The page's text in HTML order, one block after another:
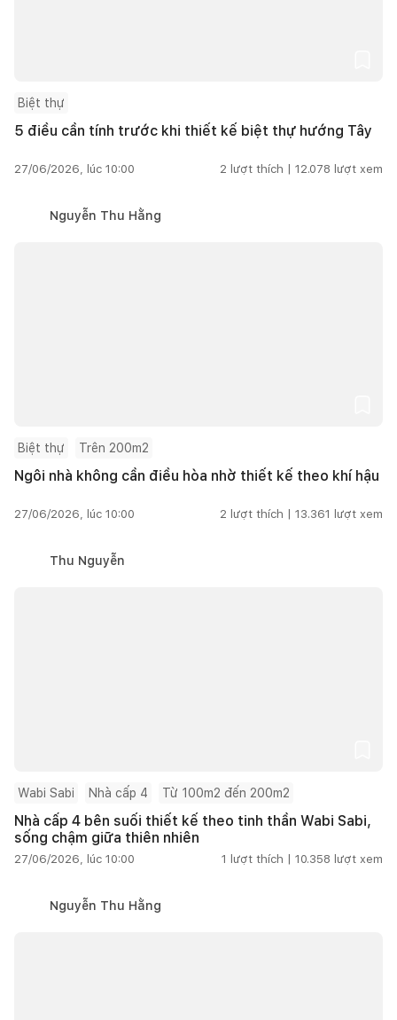
Biệt thự
5 điều cần tính trước khi thiết kế biệt thự hướng Tây
27/06/2026, lúc 10:00 2 lượt thích | 12.078 lượt xem
Nguyễn Thu Hằng
Biệt thự Trên 200m2
Ngôi nhà không cần điều hòa nhờ thiết kế theo khí hậu
27/06/2026, lúc 10:00 2 lượt thích | 13.361 lượt xem
Thu Nguyễn
Wabi Sabi Nhà cấp 4 Từ 100m2 đến 200m2
Nhà cấp 4 bên suối thiết kế theo tinh thần Wabi Sabi,
sống chậm giữa thiên nhiên
27/06/2026, lúc 10:00 1 lượt thích | 10.358 lượt xem
Nguyễn Thu Hằng